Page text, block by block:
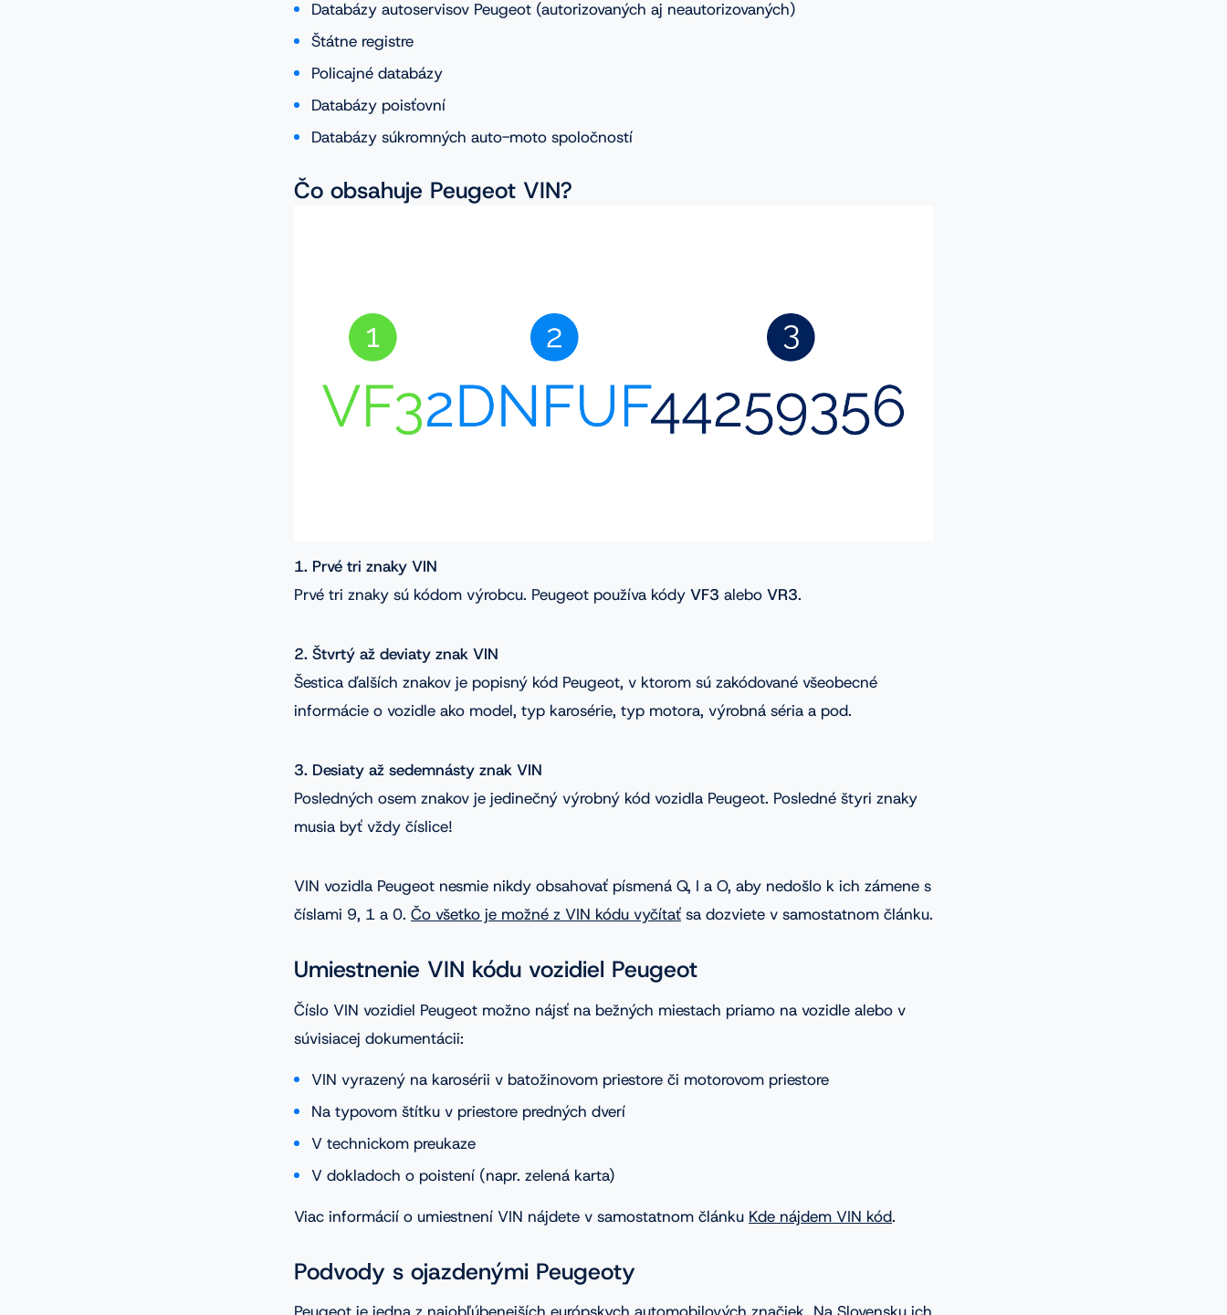
Databázy autoservisov Peugeot (autorizovaných aj neautorizovaných)
Štátne registre
Policajné databázy
Databázy poisťovní
Databázy súkromných auto-moto spoločností
Čo obsahuje Peugeot VIN?
1. Prvé tri znaky VIN
Prvé tri znaky sú kódom výrobcu. Peugeot používa kódy VF3 alebo VR3.
2. Štvrtý až deviaty znak VIN
Šestica ďalších znakov je popisný kód Peugeot, v ktorom sú zakódované všeobecné
informácie o vozidle ako model, typ karosérie, typ motora, výrobná séria a pod.
3. Desiaty až sedemnásty znak VIN
Posledných osem znakov je jedinečný výrobný kód vozidla Peugeot. Posledné štyri znaky
musia byť vždy číslice!
VIN vozidla Peugeot nesmie nikdy obsahovať písmená Q, I a O, aby nedošlo k ich zámene s
číslami 9, 1 a 0. Čo všetko je možné z VIN kódu vyčítať sa dozviete v samostatnom článku.
Umiestnenie VIN kódu vozidiel Peugeot
Číslo VIN vozidiel Peugeot možno nájsť na bežných miestach priamo na vozidle alebo v
súvisiacej dokumentácii:
VIN vyrazený na karosérii v batožinovom priestore či motorovom priestore
Na typovom štítku v priestore predných dverí
V technickom preukaze
V dokladoch o poistení (napr. zelená karta)
Viac informácií o umiestnení VIN nájdete v samostatnom článku Kde nájdem VIN kód.
Podvody s ojazdenými Peugeoty